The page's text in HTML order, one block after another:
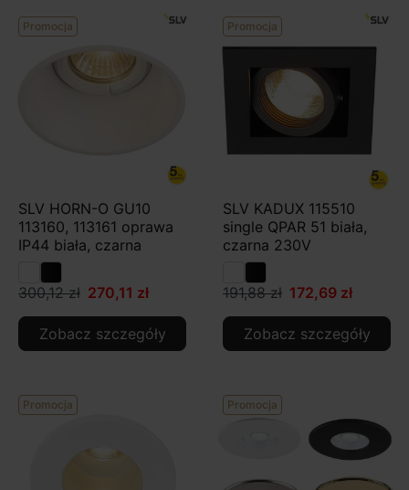
Promocja
SLV HORN-O GU10
113160, 113161 oprawa
IP44 biała, czarna
300,12 zł 270,11 zł
Zobacz szczegóły
Promocja
SLV KADUX 115510
single QPAR 51 biała,
czarna 230V
191,88 zł 172,69 zł
Zobacz szczegóły
Promocja Promocja